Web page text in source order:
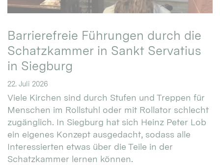
Barrierefreie Führungen durch die
Schatzkammer in Sankt Servatius
in Siegburg
22. Juli 2026
Viele Kirchen sind durch Stufen und Treppen für
Menschen im Rollstuhl oder mit Rollator schlecht
zugänglich. In Siegburg hat sich Heinz Peter Lob
ein eigenes Konzept ausgedacht, sodass alle
Interessierten etwas über die Teile in der
Schatzkammer lernen können.